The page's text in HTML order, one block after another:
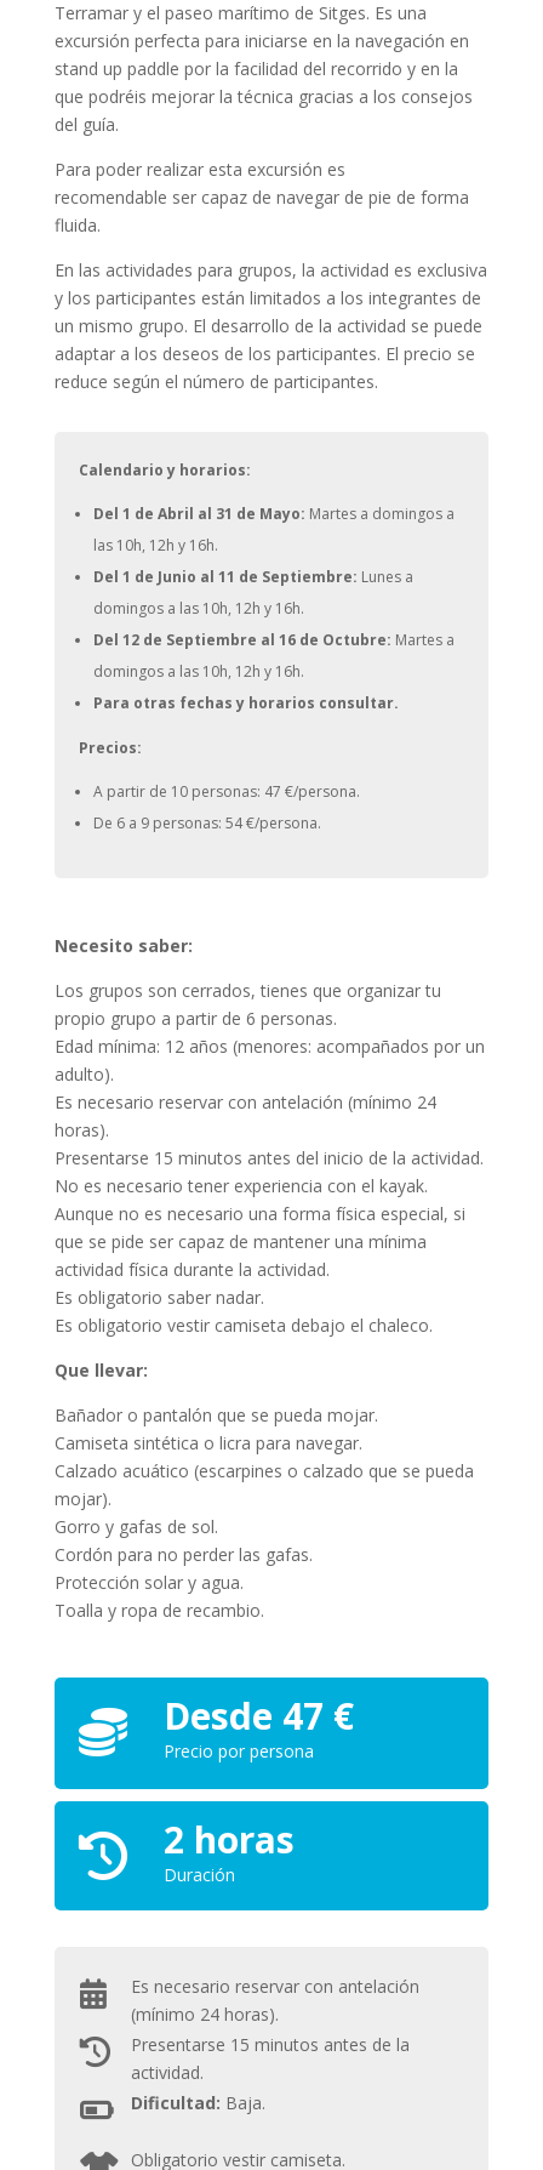
Terramar y el paseo marítimo de Sitges. Es una
excursión perfecta para iniciarse en la navegación en
stand up paddle por la facilidad del recorrido y en la
que podréis mejorar la técnica gracias a los consejos
del guía.
Para poder realizar esta excursión es
recomendable ser capaz de navegar de pie de forma
fluida.
En las actividades para grupos, la actividad es exclusiva
y los participantes están limitados a los integrantes de
un mismo grupo. El desarrollo de la actividad se puede
adaptar a los deseos de los participantes. El precio se
reduce según el número de participantes.
Calendario y horarios:
Del 1 de Abril al 31 de Mayo: Martes a domingos a
las 10h, 12h y 16h.
Del 1 de Junio al 11 de Septiembre: Lunes a
domingos a las 10h, 12h y 16h.
Del 12 de Septiembre al 16 de Octubre: Martes a
domingos a las 10h, 12h y 16h.
Para otras fechas y horarios consultar.
Precios:
A partir de 10 personas: 47 €/persona.
De 6 a 9 personas: 54 €/persona.
Necesito saber:
Los grupos son cerrados, tienes que organizar tu
propio grupo a partir de 6 personas.
Edad mínima: 12 años (menores: acompañados por un
adulto).
Es necesario reservar con antelación (mínimo 24
horas).
Presentarse 15 minutos antes del inicio de la actividad.
No es necesario tener experiencia con el kayak.
Aunque no es necesario una forma física especial, si
que se pide ser capaz de mantener una mínima
actividad física durante la actividad.
Es obligatorio saber nadar.
Es obligatorio vestir camiseta debajo el chaleco.
Que llevar:
Bañador o pantalón que se pueda mojar.
Camiseta sintética o licra para navegar.
Calzado acuático (escarpines o calzado que se pueda
mojar).
Gorro y gafas de sol.
Cordón para no perder las gafas.
Protección solar y agua.
Toalla y ropa de recambio.
Desde 47 €
Precio por persona
2 horas
Duración
Es necesario reservar con antelación
(mínimo 24 horas).
Presentarse 15 minutos antes de la
actividad.
Dificultad: Baja.
Obligatorio vestir camiseta.